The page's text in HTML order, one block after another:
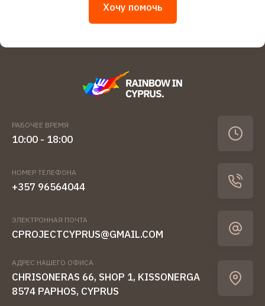
Хочу помочь
РАБОЧЕЕ ВРЕМЯ
10:00 - 18:00
НОМЕР ТЕЛЕФОНА
+357 96564044
ЭЛЕКТРОННАЯ ПОЧТА
CPROJECTCYPRUS@GMAIL.COM
АДРЕС НАШЕГО ОФИСА
CHRISONERAS 66, SHOP 1, KISSONERGA
8574 PAPHOS, CYPRUS